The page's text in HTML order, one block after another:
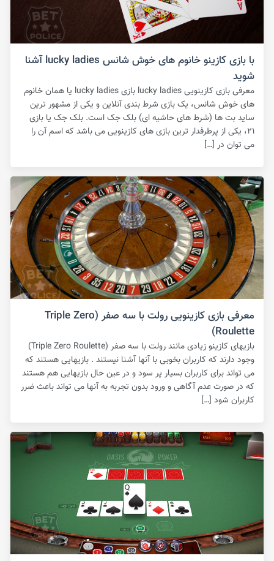
با بازی کازینو خانوم های خوش شانس lucky ladies آشنا
شوید
معرفی بازی کازینویی lucky ladies بازی lucky ladies یا همان خانوم
های خوش شانس، یک بازی شرط بندی آنلاین و یکی از مشهور ترین
ساید بت ها (شرط های حاشیه ای) بلک جک است‌. بلک جک یا بازی
۲۱، یکی از پرطرفدار ترین بازی های کازینویی می باشد که اسم آن را
می توان در […]
معرفی بازی کازینویی رولت با سه صفر (Triple Zero
Roulette)
بازیهای کازینو زیادی مانند رولت با سه صفر (Triple Zero Roulette)
وجود دارند که کاربران بخوبی با آنها آشنا نیستند . بازیهایی هستند که
می تواند برای کاربران بسیار پر سود و در عین حال بازیهایی هم هستند
که در صورت عدم آگاهی و ورود بدون تجربه به آنها می تواند باعث ضرر
کاربران شود […]